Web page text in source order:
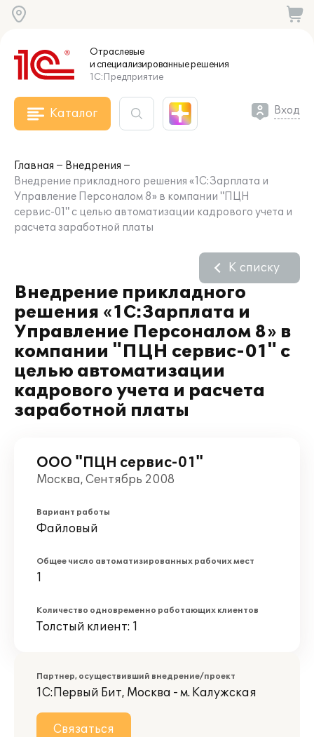
Отраслевые
и специализированныерешения
1С:Предприятие
Каталог Вход
Главная
Внедрения
Внедрение прикладного решения «1С:Зарплата и
Управление Персоналом 8» в компании "ПЦН
сервис-01" с целью автоматизации кадрового учета и
расчета заработной платы
Внедрение прикладного
решения «1С:Зарплата и
Управление Персоналом 8» в
компании "ПЦН сервис-01" с
целью автоматизации
кадрового учета и расчета
заработной платы
К списку
ООО "ПЦН сервис-01"
Москва, Сентябрь 2008
Вариант работы
Файловый
Общее число автоматизированных рабочих мест
1
Количество одновременно работающих клиентов
Толстый клиент: 1
Партнер, осуществивший внедрение/проект
1С:Первый Бит, Москва - м. Калужская
Связаться